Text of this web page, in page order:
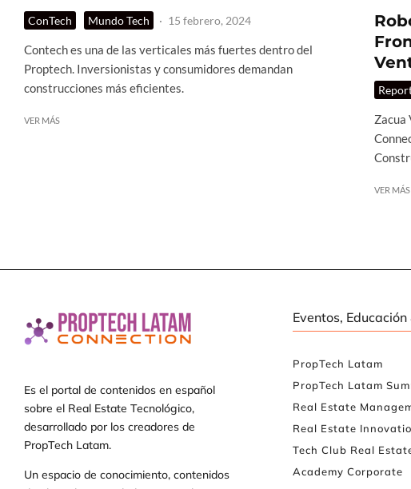
ConTech Mundo Tech · 15 febrero, 2024
Contech es una de las verticales más fuertes dentro del
Proptech. Inversionistas y consumidores demandan
construcciones más eficientes.
VER MÁS
Zacua
VER MÁS
Es el portal de contenidos en español
sobre el Real Estate Tecnológico,
desarrollado por los creadores de
PropTech Latam.
Un espacio de conocimiento, contenidos
Eventos,
PropTech Latam
PropTech Latam
Real Estate
Real Estate
Tech Club Real
Academy Corporate